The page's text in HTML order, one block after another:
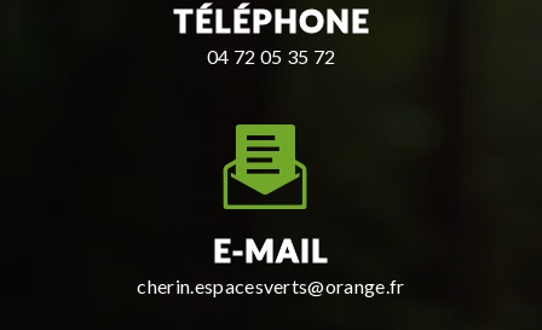
TÉLÉPHONE
04 72 05 35 72
E-MAIL
cherin.espacesverts@orange.fr